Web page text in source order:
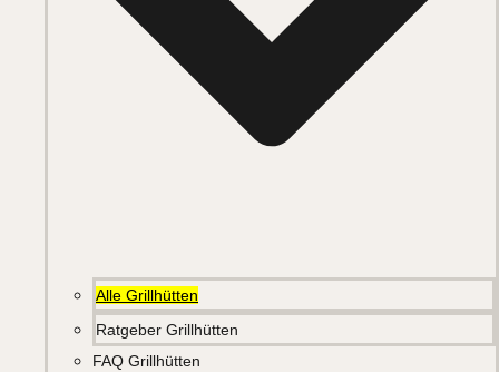
Alle Grillhütten
Ratgeber Grillhütten
FAQ Grillhütten